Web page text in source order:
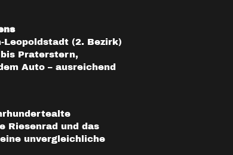
(2. Bezirk)
Praterstern,
Auto – ausreichend
Riesenrad und das
unvergleichliche